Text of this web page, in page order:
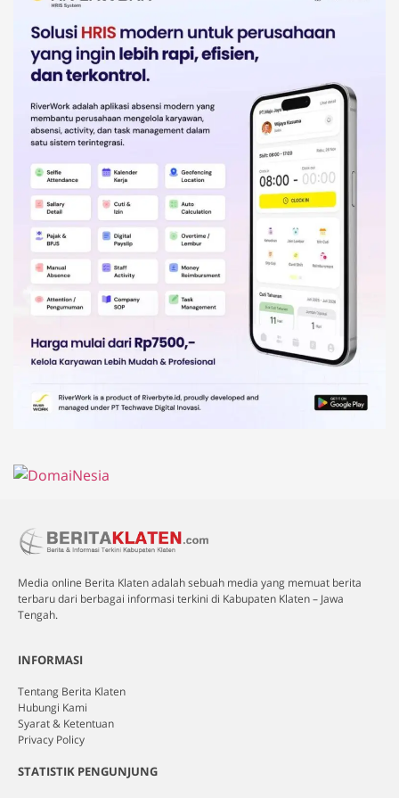
Media online Berita Klaten adalah sebuah media yang memuat berita
terbaru dari berbagai informasi terkini di Kabupaten Klaten – Jawa
Tengah.
INFORMASI
Tentang Berita Klaten
Hubungi Kami
Syarat & Ketentuan
Privacy Policy
STATISTIK PENGUNJUNG